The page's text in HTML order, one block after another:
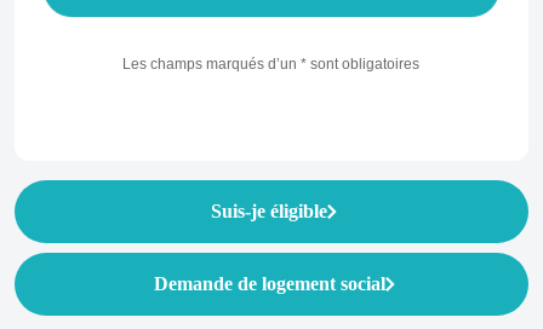
Les champs marqués d’un * sont obligatoires
Suis-je éligible
Demande de logement social